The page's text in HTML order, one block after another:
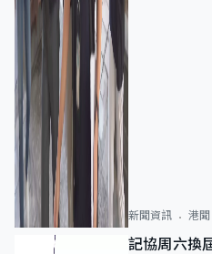
新聞資訊 港聞
記協周六換